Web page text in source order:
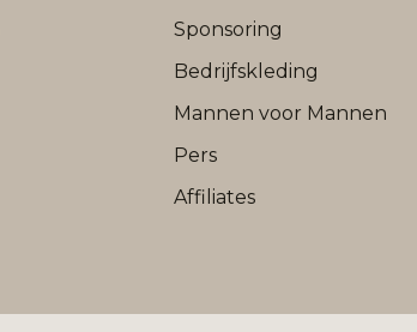
Sponsoring
Bedrijfskleding
Mannen voor Mannen
Pers
Affiliates